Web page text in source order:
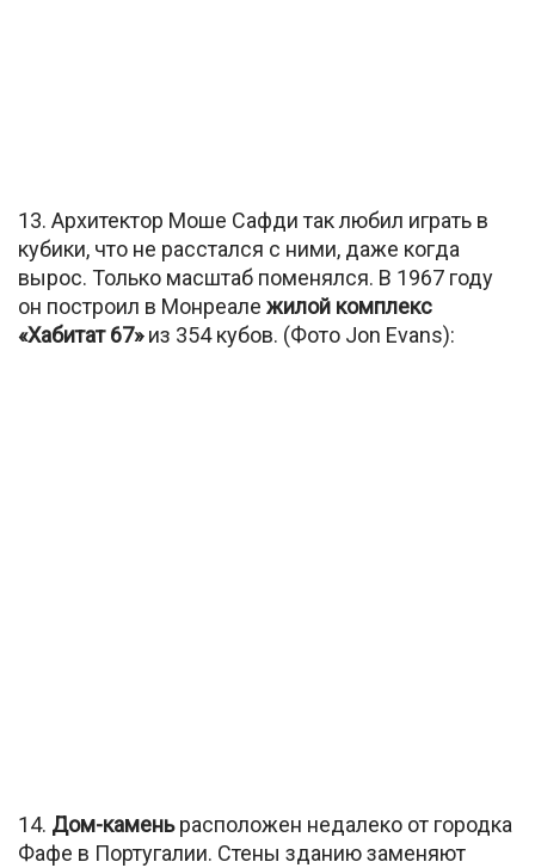
13. Архитектор Моше Сафди так любил играть в
кубики, что не расстался с ними, даже когда
вырос. Только масштаб поменялся. В 1967 году
он построил в Монреале жилой комплекс
«Хабитат 67»из 354 кубов. (Фото Jon Evans):
14. Дом-каменьрасположен недалеко от городка
Фафе в Португалии. Стены зданию заменяют